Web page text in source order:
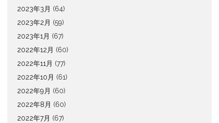
2023年3月 (64)
2023年2月 (59)
2023年1月 (67)
2022年12月 (60)
2022年11月 (77)
2022年10月 (61)
2022年9月 (60)
2022年8月 (60)
2022年7月 (67)